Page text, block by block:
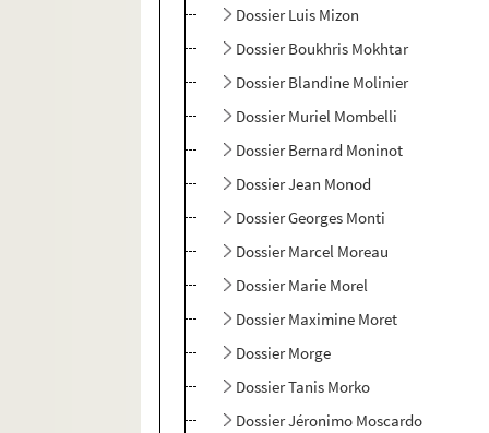
Dossier Luis Mizon
Dossier Boukhris Mokhtar
Dossier Blandine Molinier
Dossier Muriel Mombelli
Dossier Bernard Moninot
Dossier Jean Monod
Dossier Georges Monti
Dossier Marcel Moreau
Dossier Marie Morel
Dossier Maximine Moret
Dossier Morge
Dossier Tanis Morko
Dossier Jéronimo Moscardo